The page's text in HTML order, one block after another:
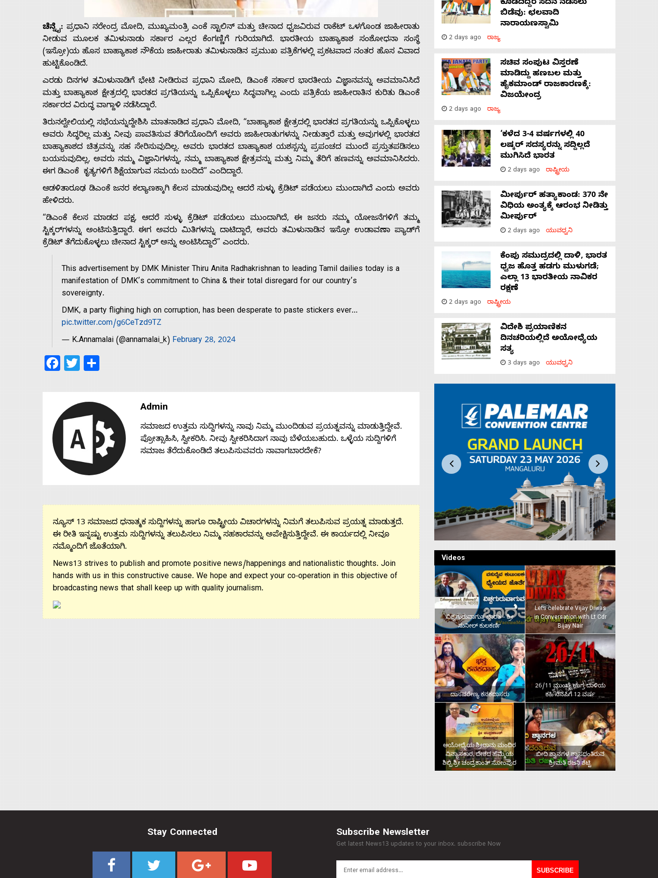
Advertise
Contact
ಚೆನ್ನೈ: ಪ್ರಧಾನಿ ನರೇಂದ್ರ ಮೋದಿ, ಮುಖ್ಯಮಂತ್ರಿ ಎಂಕೆ ಸ್ಟಾಲಿನ್ ಮತ್ತು ಚೀನಾದ ಧ್ವಜವಿರುವ ರಾಕೆಟ್ ಒಳಗೊಂಡ ಜಾಹೀರಾತು
ನೀಡುವ ಮೂಲಕ ತಮಿಳುನಾಡು ಸರ್ಕಾರ ಎಲ್ಲರ ಕೆಂಗಣ್ಣಿಗೆ ಗುರಿಯಾಗಿದೆ. ಭಾರತೀಯ ಬಾಹ್ಯಾಕಾಶ ಸಂಶೋಧನಾ ಸಂಸ್ಥೆ
(ಇಸ್ರೋ)ಯ ಹೊಸ ಬಾಹ್ಯಾಕಾಶ ನೌಕೆಯ ಜಾಹೀರಾತು ತಮಿಳುನಾಡಿನ ಪ್ರಮುಖ ಪತ್ರಿಕೆಗಳಲ್ಲಿ ಪ್ರಕಟವಾದ ನಂತರ ಹೊಸ ವಿವಾದ
ಹುಟ್ಟಿಕೊಂಡಿದೆ.
ಎರಡು ದಿನಗಳ ತಮಿಳುನಾಡಿಗೆ ಭೇಟಿ ನೀಡಿರುವ ಪ್ರಧಾನಿ ಮೋದಿ, ಡಿಎಂಕೆ ಸರ್ಕಾರ ಭಾರತೀಯ ವಿಜ್ಞಾನವನ್ನು ಅವಮಾನಿಸಿದೆ
ಮತ್ತು ಬಾಹ್ಯಾಕಾಶ ಕ್ಷೇತ್ರದಲ್ಲಿ ಭಾರತದ ಪ್ರಗತಿಯನ್ನು ಒಪ್ಪಿಕೊಳ್ಳಲು ಸಿದ್ಧವಾಗಿಲ್ಲ ಎಂದು ಪತ್ರಿಕೆಯ ಜಾಹೀರಾತಿನ ಕುರಿತು ಡಿಎಂಕೆ
ಸರ್ಕಾರದ ವಿರುದ್ಧ ವಾಗ್ದಾಳಿ ನಡೆಸಿದ್ದಾರೆ.
ತಿರುನಲ್ವೇಲಿಯಲ್ಲಿ ಸಭೆಯನ್ನುದ್ದೇಶಿಸಿ ಮಾತನಾಡಿದ ಪ್ರಧಾನಿ ಮೋದಿ, “ಬಾಹ್ಯಾಕಾಶ ಕ್ಷೇತ್ರದಲ್ಲಿ ಭಾರತದ ಪ್ರಗತಿಯನ್ನು ಒಪ್ಪಿಕೊಳ್ಳಲು
ಅವರು ಸಿದ್ಧರಿಲ್ಲ ಮತ್ತು ನೀವು ಪಾವತಿಸುವ ತೆರಿಗೆಯೊಂದಿಗೆ ಅವರು ಜಾಹೀರಾತುಗಳನ್ನು ನೀಡುತ್ತಾರೆ ಮತ್ತು ಅವುಗಳಲ್ಲಿ ಭಾರತದ
ಬಾಹ್ಯಾಕಾಶದ ಚಿತ್ರವನ್ನು ಸಹ ಸೇರಿಸುವುದಿಲ್ಲ. ಅವರು ಭಾರತದ ಬಾಹ್ಯಾಕಾಶ ಯಶಸ್ಸನ್ನು ಪ್ರಪಂಚದ ಮುಂದೆ ಪ್ರಸ್ತುತಪಡಿಸಲು
ಬಯಸುವುದಿಲ್ಲ, ಅವರು ನಮ್ಮ ವಿಜ್ಞಾನಿಗಳನ್ನು, ನಮ್ಮ ಬಾಹ್ಯಾಕಾಶ ಕ್ಷೇತ್ರವನ್ನು ಮತ್ತು ನಿಮ್ಮ ತೆರಿಗೆ ಹಣವನ್ನು ಅವಮಾನಿಸಿದರು.
ಈಗ ಡಿಎಂಕೆ ಕೃತ್ಯಗಳಿಗೆ ಶಿಕ್ಷೆಯಾಗುವ ಸಮಯ ಬಂದಿದೆ” ಎಂದಿದ್ದಾರೆ.
ಆಡಳಿತಾರೂಢ ಡಿಎಂಕೆ ಜನರ ಕಲ್ಯಾಣಕ್ಕಾಗಿ ಕೆಲಸ ಮಾಡುವುದಿಲ್ಲ ಆದರೆ ಸುಳ್ಳು ಕ್ರೆಡಿಟ್ ಪಡೆಯಲು ಮುಂದಾಗಿದೆ ಎಂದು ಅವರು
ಹೇಳಿದರು.
“ಡಿಎಂಕೆ ಕೆಲಸ ಮಾಡದ ಪಕ್ಷ, ಆದರೆ ಸುಳ್ಳು ಕ್ರೆಡಿಟ್ ಪಡೆಯಲು ಮುಂದಾಗಿದೆ, ಈ ಜನರು ನಮ್ಮ ಯೋಜನೆಗಳಿಗೆ ತಮ್ಮ
ಸ್ಟಿಕ್ಕರ್‌ಗಳನ್ನು ಅಂಟಿಸುತ್ತಿದ್ದಾರೆ. ಈಗ ಅವರು ಮಿತಿಗಳನ್ನು ದಾಟಿದ್ದಾರೆ, ಅವರು ತಮಿಳುನಾಡಿನ ಇಸ್ರೋ ಉಡಾವಣಾ ಪ್ಯಾಡ್‌ಗೆ
ಕ್ರೆಡಿಟ್ ತೆಗೆದುಕೊಳ್ಳಲು ಚೀನಾದ ಸ್ಟಿಕ್ಕರ್ ಅನ್ನು ಅಂಟಿಸಿದ್ದಾರೆ” ಎಂದರು.
This advertisement by DMK Minister Thiru Anita Radhakrishnan to leading Tamil dailies today is a
manifestation of DMK’s commitment to China & their total disregard for our country’s
sovereignty.
DMK, a party flighing high on corruption, has been desperate to paste stickers ever…
pic.twitter.com/g6CeTzd9TZ
— K.Annamalai (@annamalai_k) February 28, 2024
Facebook
Twitter
Admin
ಸಮಾಜದ ಉತ್ತಮ ಸುದ್ದಿಗಳನ್ನು ನಾವು ನಿಮ್ಮ ಮುಂದಿಡುವ ಪ್ರಯತ್ನವನ್ನು ಮಾಡುತ್ತಿದ್ದೇವೆ.
ಪ್ರೋತ್ಸಾಹಿಸಿ, ಸ್ವೀಕರಿಸಿ. ನೀವು ಸ್ವೀಕರಿಸಿದಾಗ ನಾವು ಬೆಳೆಯಬಹುದು. ಒಳ್ಳೆಯ ಸುದ್ದಿಗಳಿಗೆ
ಸಮಾಜ ತೆರೆದುಕೊಂಡಿದೆ ತಲುಪಿಸುವವರು ನಾವಾಗಬಾರದೇಕೆ?
ನ್ಯೂಸ್ 13 ಸಮಾಜದ ಧನಾತ್ಮಕ ಸುದ್ದಿಗಳನ್ನು ಹಾಗೂ ರಾಷ್ಟ್ರೀಯ ವಿಚಾರಗಳನ್ನು ನಿಮಗೆ ತಲುಪಿಸುವ ಪ್ರಯತ್ನ ಮಾಡುತ್ತದೆ.
ಈ ರೀತಿ ಇನ್ನಷ್ಟು ಉತ್ತಮ ಸುದ್ದಿಗಳನ್ನು ತಲುಪಿಸಲು ನಿಮ್ಮ ಸಹಕಾರವನ್ನು ಅಪೇಕ್ಷಿಸುತ್ತಿದ್ದೇವೆ. ಈ ಕಾರ್ಯದಲ್ಲಿ ನೀವೂ
ನಮ್ಮೊಂದಿಗೆ ಜೊತೆಯಾಗಿ.
News13 strives to publish and promote positive news/happenings and nationalistic thoughts. Join
hands with us in this constructive cause. We hope and expect your co-operation in this objective of
broadcasting news that shall keep up with quality journalism.
ಕೊಡದಿದ್ದರೆ ಸದನ ನಡೆಸಲು
ಬಿಡೆವು: ಛಲವಾದಿ
ನಾರಾಯಣಸ್ವಾಮಿ
2 days ago ರಾಜ್ಯ
ಸಚಿವ ಸಂಪುಟ ವಿಸ್ತರಣೆ
ಮಾಡಿದ್ದು ಹಣಬಲ ಮತ್ತು
ಹೈಕಮಾಂಡ್ ರಾಜಕಾರಣಕ್ಕೆ:
ವಿಜಯೇಂದ್ರ
2 days ago ರಾಜ್ಯ
‘ಕಳೆದ 3-4 ವರ್ಷಗಳಲ್ಲಿ 40
ಲಷ್ಕರ್ ಸದಸ್ಯರನ್ನು ಸದ್ದಿಲ್ಲದೆ
ಮುಗಿಸಿದೆ ಭಾರತ
2 days ago ರಾಷ್ಟ್ರೀಯ
ಮೀರ್ಪುರ್ ಹತ್ಯಾಕಾಂಡ: 370 ನೇ
ವಿಧಿಯ ಅಂತ್ಯಕ್ಕೆ ಆರಂಭ ನೀಡಿತ್ತು
ಮೀರ್ಪುರ್
2 days ago ಯುವಧ್ವನಿ
ಕೆಂಪು ಸಮುದ್ರದಲ್ಲಿ ದಾಳಿ, ಭಾರತ
ಧ್ವಜ ಹೊತ್ತ ಹಡಗು ಮುಳುಗಡೆ;
ಎಲ್ಲಾ 13 ಭಾರತೀಯ ನಾವಿಕರ
ರಕ್ಷಣೆ
2 days ago ರಾಷ್ಟ್ರೀಯ
ವಿದೇಶಿ ಪ್ರಯಾಣಿಕನ
ದಿನಚರಿಯಲ್ಲಿದೆ ಅಯೋಧ್ಯೆಯ
ಸತ್ಯ
3 days ago ಯುವಧ್ವನಿ
Videos
ವಿಶ್ವಗುರುವಾಗುತ್ತ ಭಾರತ – ಶ್ರೀ
ಸುನೀಲ್‌ ಕುಲಕರ್ಣಿ
Lets celebrate Vijay Diwas
in Conversation with Lt Cdr
Bijay Nair
ದಾಸವರೇಣ್ಯ ಕನಕದಾಸರು
26/11 ಮುಂಬೈ ಉಗ್ರ ದಾಳಿಯ
ಕಹಿ ನೆನಪಿಗೆ 12 ವರ್ಷ
ಅಯೋಧ್ಯೆಯ ಶ್ರೀರಾಮ ಮಂದಿರ
ವಿನ್ಯಾಸಕಾರ, ದೇಶದ ಹೆಮ್ಮೆಯ
ಶಿಲ್ಪಿ ಶ್ರೀ ಚಂದ್ರಕಾಂತ್‌ ಸೋಂಪುರ
ಬೀದಿ ಶ್ವಾನಗಳ ಶ್ವಾಸದಂತಿರುವ
ಶ್ರೀಮತಿ ರಜನಿ ಶೆಟ್ಟಿ
Stay Connected Subscribe Newsletter
Get latest News13 updates to your inbox. subscribe Now